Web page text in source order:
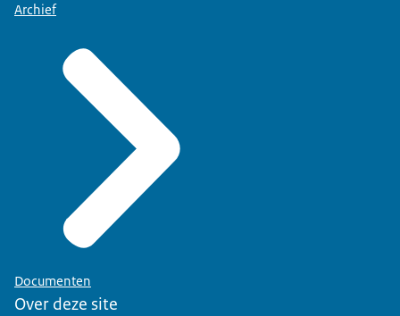
Archief
Documenten
Over deze site